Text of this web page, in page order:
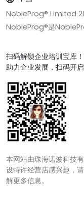
NobleProg® Limited
NobleProg®是
扫码解锁企业培训宝库
助力企业发展，扫码开
本网站由珠海诺波科技
设特许经营店感兴趣，
解更多信息。